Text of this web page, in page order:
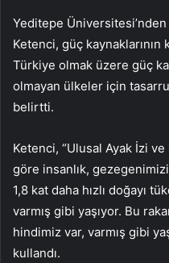
Yeditepe Üniversitesi’nden
Ketenci, güç kaynaklarının
Türkiye olmak üzere güç
olmayan ülkeler için
belirtti.
Ketenci, “Ulusal Ayak İzi
göre insanlık,
1,8 kat daha hızlı doğayı
varmış gibi yaşıyor. Bu
hindimiz var, varmış gibi
kullandı.